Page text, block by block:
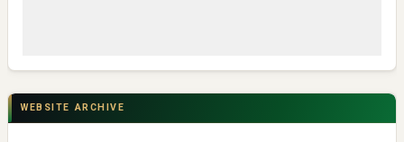
Hasil Panen
WEBSITE ARCHIVE